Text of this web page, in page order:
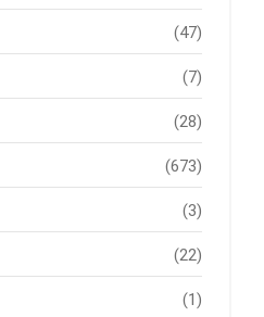
(47)
(7)
(28)
(673)
(3)
(22)
(1)